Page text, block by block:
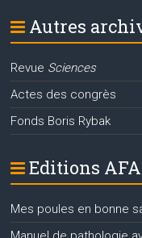
Autres
Revue Sciences
Actes des congrès
Fonds Boris Rybak
Editions
Mes poules en bonne